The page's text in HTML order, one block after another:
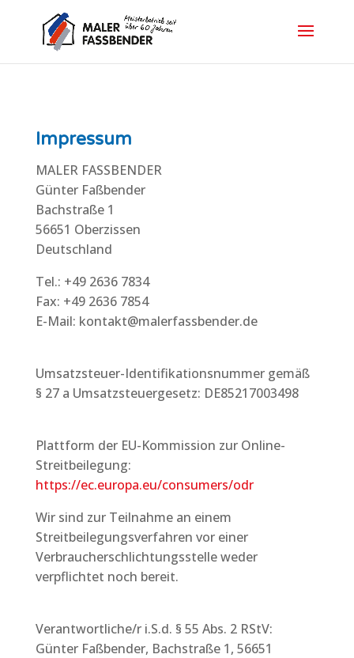
Impressum
MALER FASSBENDER
Günter Faßbender
Bachstraße 1
56651 Oberzissen
Deutschland
Tel.: +49 2636 7834
Fax: +49 2636 7854
E-Mail: kontakt@malerfassbender.de
Umsatzsteuer-Identifikationsnummer gemäß
§ 27 a Umsatzsteuergesetz: DE85217003498
Plattform der EU-Kommission zur Online-
Streitbeilegung:
https://ec.europa.eu/consumers/odr
Wir sind zur Teilnahme an einem
Streitbeilegungsverfahren vor einer
Verbraucherschlichtungsstelle weder
verpflichtet noch bereit.
Verantwortliche/r i.S.d. § 55 Abs. 2 RStV:
Günter Faßbender, Bachstraße 1, 56651